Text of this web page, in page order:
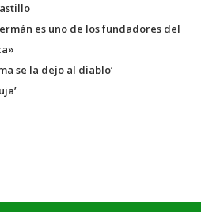
es uno de los fundadores del
se la dejo al diablo’